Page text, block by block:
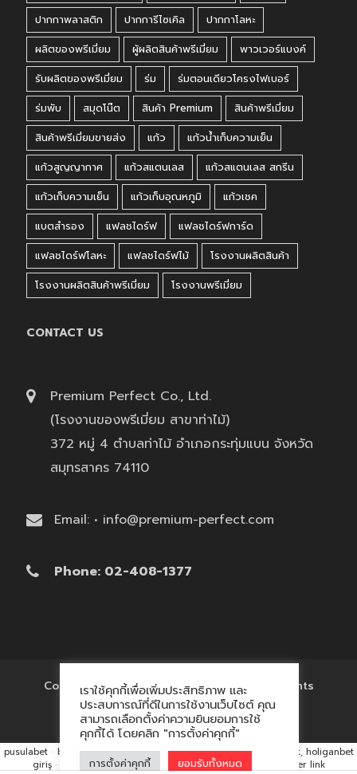
ปากกาพลาสติก
ปากการีไซเคิล
ปากกาโลหะ
ผลิตของพรีเมี่ยม
ผู้ผลิตสินค้าพรีเมี่ยม
พาวเวอร์แบงค์
รับผลิตของพรีเมี่ยม
ร่ม
ร่มตอนเดียวโครงไฟเบอร์
ร่มพับ
สมุดโน๊ต สินค้า Premium
สินค้าพรีเมี่ยม
สินค้าพรีเมี่ยมขายส่ง
แก้ว
แก้วน้ำเก็บความเย็น
แก้วสูญญากาศ
แก้วสแตนเลส
แก้วสแตนเลส สกรีน
แก้วเก็บความเย็น
แก้วเก็บอุณหภูมิ
แก้วเชค
แบตสำรอง
แฟลชไดร์ฟ
แฟลชไดร์ฟการ์ด
แฟลชไดร์ฟโลหะ
แฟลชไดร์ฟไม้
โรงงานผลิตสินค้า
โรงงานผลิตสินค้าพรีเมี่ยม
โรงงานพรีเมี่ยม
CONTACT US
Premium Perfect Co., Ltd.
(โรงงานของพรีเมี่ยม สาขาท่าไม้)
372 หมู่ 4 ตำบลท่าไม้ อำเภอกระทุ่มแบน จังหวัด
สมุทรสาคร 74110
Email: • info@premium-perfect.com
Phone: 02-408-1377
Copyright © 2017 'โรงงานของพรีเมี่ยม' All Rights
Reserved.
เราใช้คุกกี้เพื่อเพิ่มประสิทธิภาพ และ
ประสบการณ์ที่ดีในการใช้งานเว็บไซต์ คุณ
สามารถเลือกตั้งค่าความยินยอมการใช้
คุกกี้ได้ โดยคลิก "การตั้งค่าคุกกี้"
การตั้งค่าคุกกี้ ยอมรับทั้งหมด
pusulabet · betyap · avrupabet · matbet, matbet giriş ·
holiganbet, holiganbet
giriş · cratosroyalbet · maxwin hacklink market, kalıcı footer link